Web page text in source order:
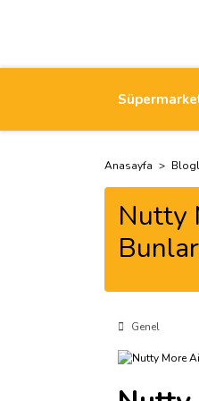
Anasayfa
Nutty
Genel